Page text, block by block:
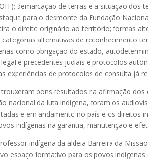
demarcação de terras e a situação dos
para o desmonte da Fundação
o direito originário ao território; formas
alternativas de reconhecimento
como obrigação do estado,
e precedentes judiais e protocolos
experiências de protocolos de consulta já
bons resultados na afirmação
nacional da luta indígena, foram os
e em andamento no país e os direitos
indígenas na garantia, manutenção e
indígena da aldeia Barreira da
espaço formativo para os povos